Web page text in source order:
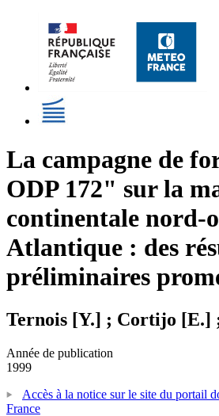
La campagne de
ODP 172" sur la
continentale nord-
Atlantique : des
préliminaires
Ternois [Y.] ; Cortijo [E.]
Année de publication
1999
Accès à la notice sur le site du portail
France